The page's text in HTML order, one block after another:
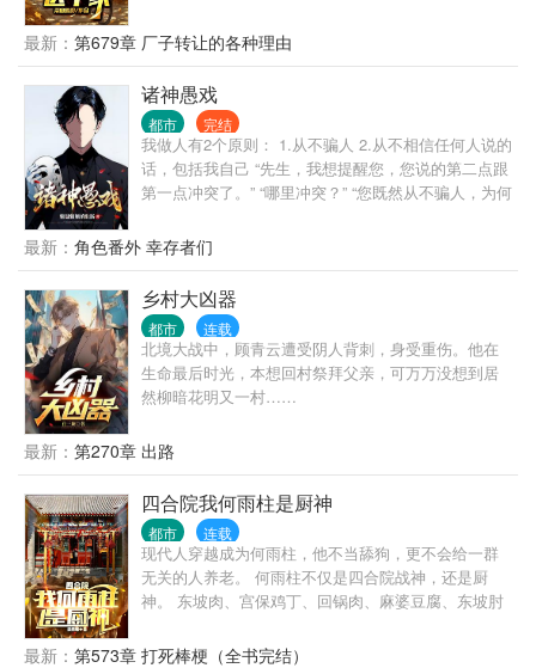
最新： 第679章 厂子转让的各种理由
诸神愚戏
都市 完结
我做人有2个原则： 1.从不骗人 2.从不相信任何人说的
话，包括我自己 “先生，我想提醒您，您说的第二点跟
第一点冲突了。” “哪里冲突？” “您既然从不骗人，为何
自己当人。” “？” ... 自我介绍一下，我叫程实，从不骗
人的程实。 什么，你没听说过我？ 没关系，你只是还
没被我骗过。 很快，你就会记得了。 ... 书名，其他均
为推广。 无系统，不无敌，非爽文，介意慎入 ...
最新： 角色番外 幸存者们
乡村大凶器
都市 连载
北境大战中，顾青云遭受阴人背刺，身受重伤。他在
生命最后时光，本想回村祭拜父亲，可万万没想到居
然柳暗花明又一村……
最新： 第270章 出路
四合院我何雨柱是厨神
都市 连载
现代人穿越成为何雨柱，他不当舔狗，更不会给一群
无关的人养老。 何雨柱不仅是四合院战神，还是厨
神。 东坡肉、宫保鸡丁、回锅肉、麻婆豆腐、东坡肘
最新： 第573章 打死棒梗（全书完结）